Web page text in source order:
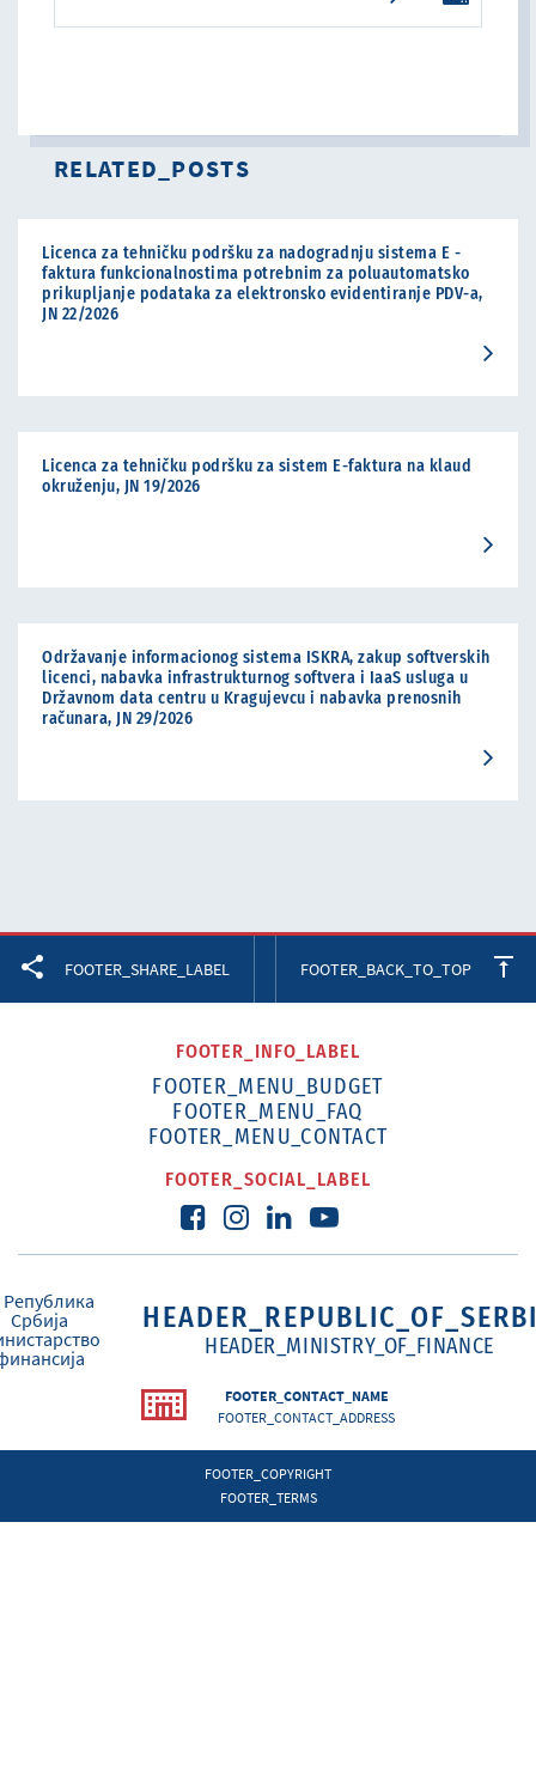
RELATED_POSTS
Licenca za tehničku podršku za nadogradnju sistema E -
faktura funkcionalnostima potrebnim za poluautomatsko
prikupljanje podataka za elektronsko evidentiranje PDV-a,
JN 22/2026
Licenca za tehničku podršku za sistem E-faktura na klaud
okruženju, JN 19/2026
Održavanje informacionog sistema ISKRA, zakup softverskih
licenci, nabavka infrastrukturnog softvera i IaaS usluga u
Državnom data centru u Kragujevcu i nabavka prenosnih
računara, JN 29/2026
FOOTER_SHARE_LABEL FOOTER_BACK_TO_TOP
FOOTER_INFO_LABEL
FOOTER_MENU_BUDGET
FOOTER_MENU_FAQ
FOOTER_MENU_CONTACT
FOOTER_SOCIAL_LABEL
HEADER_MINISTRY_OF_FINANCE
FOOTER_CONTACT_NAME
FOOTER_CONTACT_ADDRESS
FOOTER_COPYRIGHT
FOOTER_TERMS